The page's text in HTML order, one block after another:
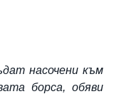
насочени към
борса, обяви